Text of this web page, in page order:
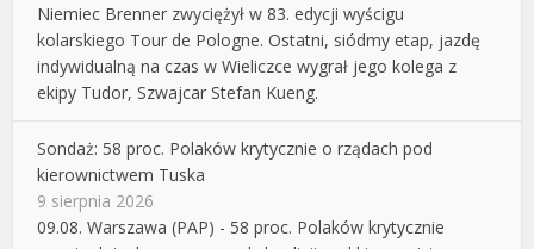
Niemiec Brenner zwyciężył w 83. edycji wyścigu
kolarskiego Tour de Pologne. Ostatni, siódmy etap, jazdę
indywidualną na czas w Wieliczce wygrał jego kolega z
ekipy Tudor, Szwajcar Stefan Kueng.
Sondaż: 58 proc. Polaków krytycznie o rządach pod
kierownictwem Tuska
9 sierpnia 2026
09.08. Warszawa (PAP) - 58 proc. Polaków krytycznie